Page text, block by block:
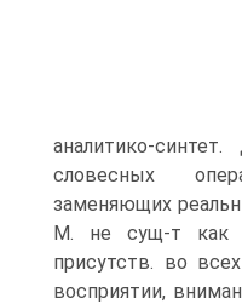
аналитико-
словесных
заменяющих
М. не сущ-т как
присутств. во
восприятии,